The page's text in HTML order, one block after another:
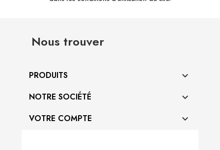
Nous trouver
PRODUITS 
NOTRE SOCIÉTÉ 
VOTRE COMPTE 